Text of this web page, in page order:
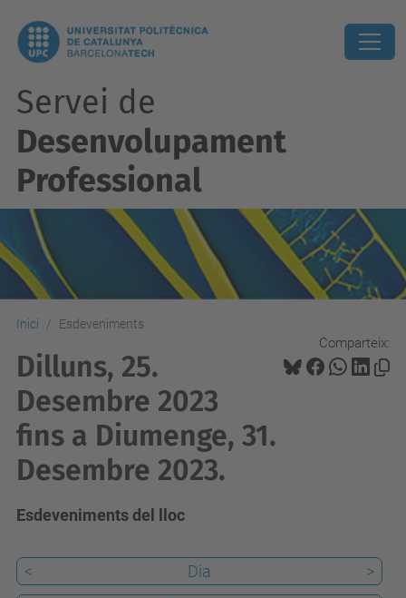
Servei de
Desenvolupament
Professional
Inici Esdeveniments
Comparteix:
Dilluns, 25.
Desembre 2023
fins a Diumenge, 31.
Desembre 2023.
Esdeveniments del lloc
< Dia
>